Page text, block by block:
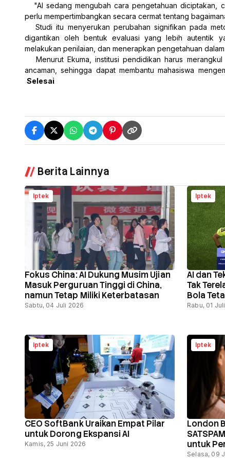
"AI sedang mengubah cara pengetahuan diciptakan,
perlu mempertimbangkan secara cermat tentang
Studi itu menyerukan perubahan signifikan pada
digantikan oleh bentuk evaluasi yang lebih autentik
melakukan penilaian, dan menerapkan pengetahuan
Menurut Ekuma, institusi pendidikan harus
ancaman, sehingga dapat membantu mahasiswa
Selesai
Berita Lainnya
Iptek
Fokus China: AI Dukung Musim Ujian
Masuk Perguruan Tinggi di China,
namun Tetap Miliki Keterbatasan
Sabtu, 04 Juli 2026
Iptek
AI dan
Tak
Bola
Rabu, 01
Iptek
CEO SoftBank Uraikan Empat Pilar
untuk Dorong Ekspansi AI
Kamis, 25 Juni 2026
Iptek
London
untuk
Scam
Selasa, 09